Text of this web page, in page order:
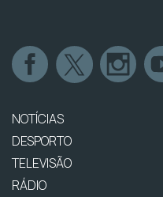
NOTÍCIAS
DESPORTO
TELEVISÃO
RÁDIO